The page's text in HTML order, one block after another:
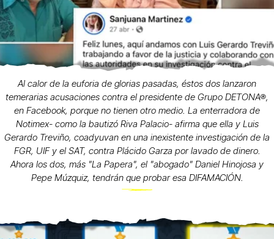
Al calor de la euforia de glorias pasadas, éstos dos lanzaron
temerarias acusaciones contra el presidente de Grupo DETONA®,
en Facebook, porque no tienen otro medio. La enterradora de
Notimex- como la bautizó Riva Palacio- afirma que ella y Luis
Gerardo Treviño, coadyuvan en una inexistente investigación de la
FGR, UIF y el SAT, contra Plácido Garza por lavado de dinero.
Ahora los dos, más "La Papera", el "abogado" Daniel Hinojosa y
Pepe Múzquiz, tendrán que probar esa DIFAMACIÓN.